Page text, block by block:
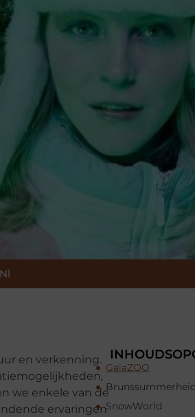
en verkenning.
we enkele van de
ervaringen
GaiaZOO
SnowWorld